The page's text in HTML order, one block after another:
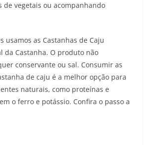
de vegetais ou acompanhando
usamos as Castanhas de Caju
da Castanha. O produto não
conservante ou sal. Consumir as
de caju é a melhor opção para
naturais, como proteínas e
o ferro e potássio. Confira o passo a